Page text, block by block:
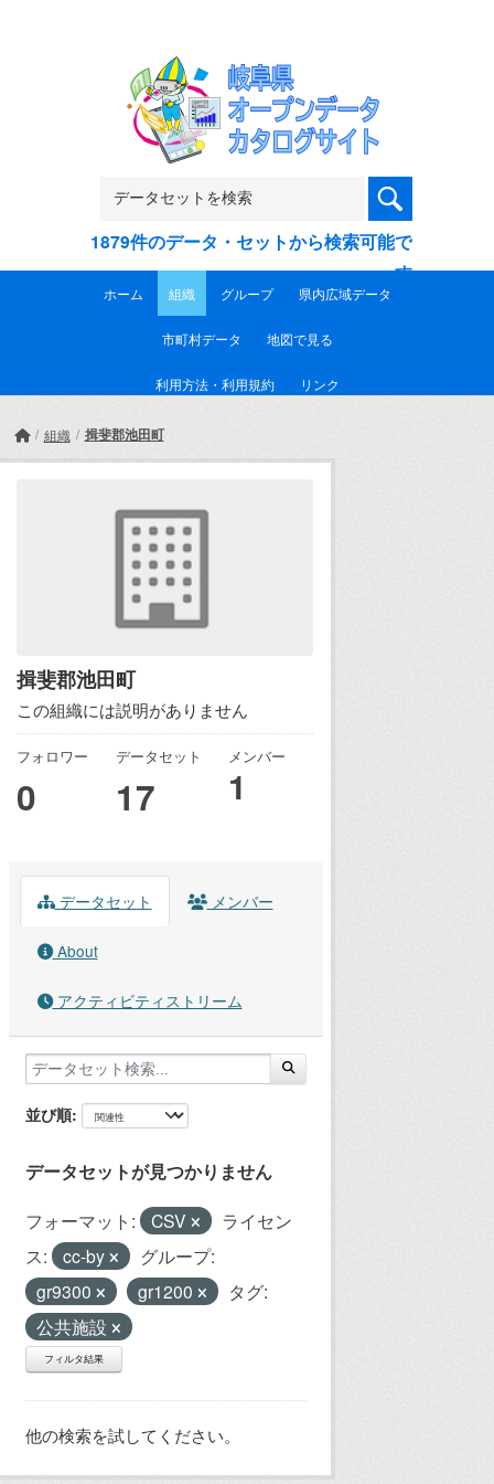
1879件のデータ・セットから検索可能で
す
ホーム 組織 グループ 県内広域データ
市町村データ 地図で見る
利用方法・利用規約 リンク
組織 揖斐郡池田町
揖斐郡池田町
この組織には説明がありません
フォロワー
0
データセット
17
メンバー
1
データセット メンバー
About
アクティビティストリーム
並び順
データセットが見つかりません
フォーマット: CSV
ライセン
ス:
cc-by
グループ:
gr9300
gr1200
タグ:
公共施設
フィルタ結果
他の検索を試してください。